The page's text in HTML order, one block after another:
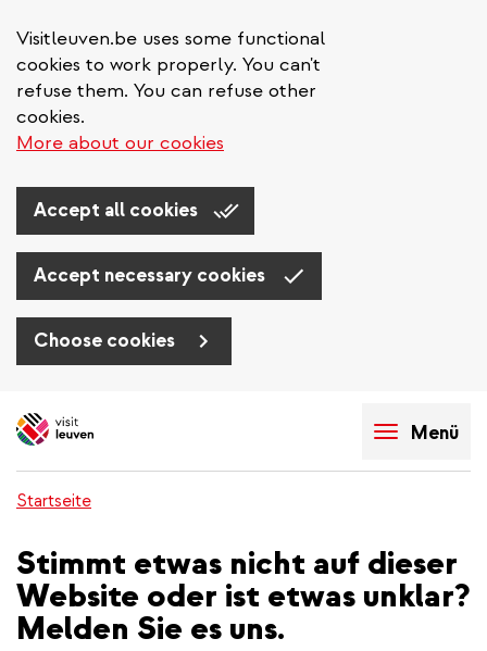
Visitleuven.be uses some functional
cookies to work properly. You can't
refuse them. You can refuse other
cookies.
More about our cookies
Accept all cookies
Accept necessary cookies
Choose cookies
zum
Menü
Startseite
Stimmt etwas nicht auf dieser
Website oder ist etwas unklar?
Melden Sie es uns.